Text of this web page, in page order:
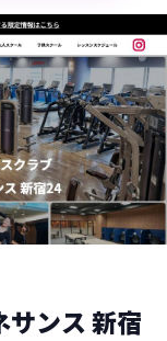
ンス 新宿